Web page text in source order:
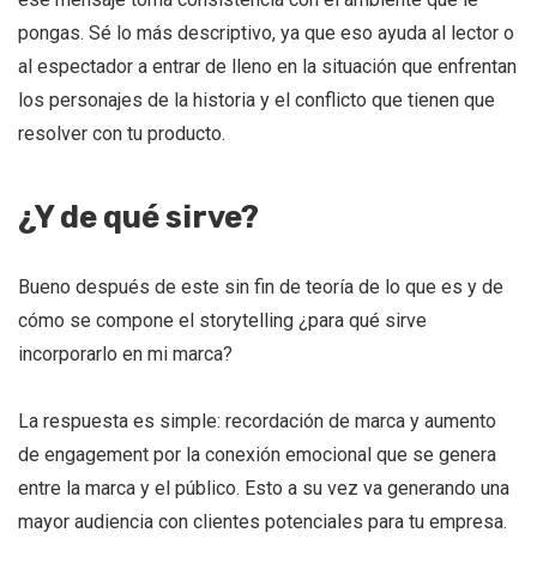
pongas. Sé lo más descriptivo, ya que eso ayuda al lector o
al espectador a entrar de lleno en la situación que enfrentan
los personajes de la historia y el conflicto que tienen que
resolver con tu producto.
¿Y de qué sirve?
Bueno después de este sin fin de teoría de lo que es y de
cómo se compone el storytelling ¿para qué sirve
incorporarlo en mi marca?
La respuesta es simple: recordación de marca y aumento
de engagement por la conexión emocional que se genera
entre la marca y el público. Esto a su vez va generando una
mayor audiencia con clientes potenciales para tu empresa.